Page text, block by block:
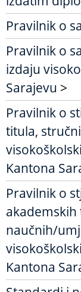
Pravilnik o
Pravilnik o
izdaju
Sarajevu >
Pravilnik o
titula,
Kantona
Pravilnik o
naučnih/
Kantona